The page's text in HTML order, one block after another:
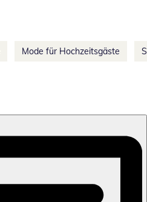
Mode für Hochzeitsgäste